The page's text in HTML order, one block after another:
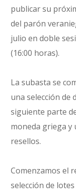
publicar su
del parón
julio en doble
(16:00 horas).
La subasta se
una selección de
siguiente parte
moneda griega y
resellos.
Comenzamos el
selección de